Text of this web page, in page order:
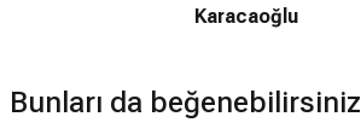
Karacaoğlu
Bunları da beğenebilirsiniz